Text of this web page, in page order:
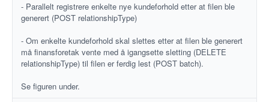
- Parallelt registrere enkelte nye kundeforhold etter at filen ble
generert (POST relationshipType)
- Om enkelte kundeforhold skal slettes etter at filen ble generert
må finansforetak vente med å igangsette sletting (DELETE
relationshipType) til filen er ferdig lest (POST batch).
Se figuren under.